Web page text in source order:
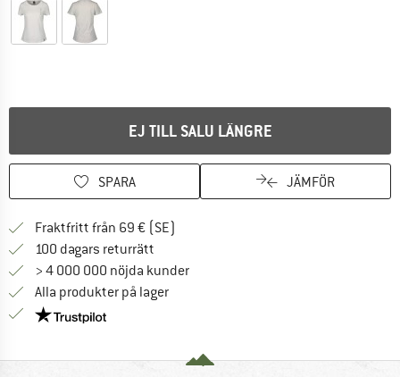
EJ TILL SALU LÄNGRE
SPARA JÄMFÖR
Fraktfritt från 69 € (SE)
100 dagars returrätt
> 4 000 000 nöjda kunder
Alla produkter på lager
Trust Pilot-garanti - hitta all information här!